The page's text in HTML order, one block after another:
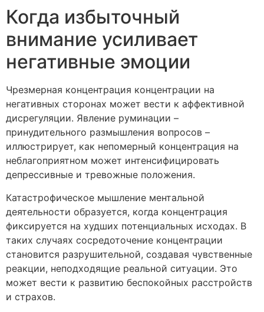
Когда избыточный
внимание усиливает
негативные эмоции
Чрезмерная концентрация концентрации на
негативных сторонах может вести к аффективной
дисрегуляции. Явление руминации –
принудительного размышления вопросов –
иллюстрирует, как непомерный концентрация на
неблагоприятном может интенсифицировать
депрессивные и тревожные положения.
Катастрофическое мышление ментальной
деятельности образуется, когда концентрация
фиксируется на худших потенциальных исходах. В
таких случаях сосредоточение концентрации
становится разрушительной, создавая чувственные
реакции, неподходящие реальной ситуации. Это
может вести к развитию беспокойных расстройств
и страхов.